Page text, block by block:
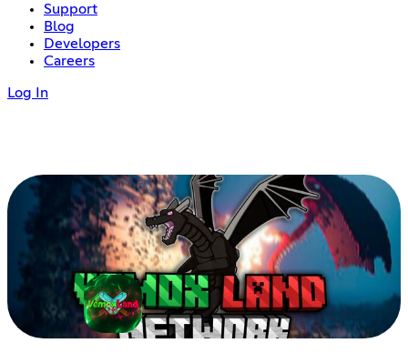
Support
Blog
Developers
Careers
Log In